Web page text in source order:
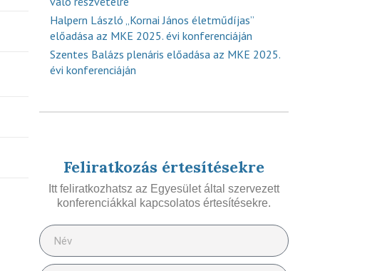
Halpern László „Kornai János életműdíjas”
előadása az MKE 2025. évi konferenciáján
Szentes Balázs plenáris előadása az MKE 2025.
évi konferenciáján
Feliratkozás értesítésekre
Itt feliratkozhatsz az Egyesület által szervezett
konferenciákkal kapcsolatos értesítésekre.